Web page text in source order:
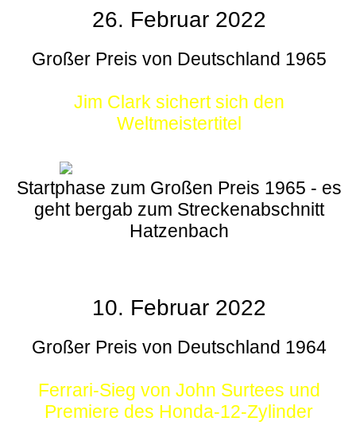
26. Februar 2022
Großer Preis von Deutschland 1965
Jim Clark sichert sich den
Weltmeistertitel
Startphase zum Großen Preis 1965 - es
geht bergab zum Streckenabschnitt
Hatzenbach
10. Februar 2022
Großer Preis von Deutschland 1964
Ferrari-Sieg von John Surtees und
Premiere des Honda-12-Zylinder